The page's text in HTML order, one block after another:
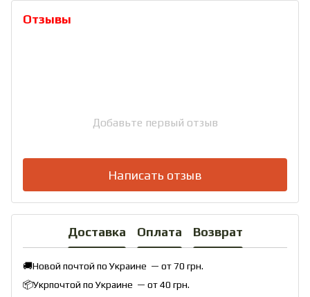
Отзывы
Добавьте первый отзыв
Написать отзыв
Доставка Оплата Возврат
🚚Новой почтой по Украине — от 70 грн.
📦Укрпочтой по Украине — от 40 грн.